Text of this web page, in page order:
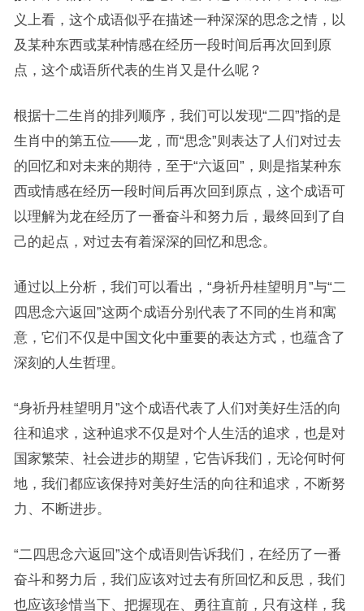
义上看，这个成语似乎在描述一种深深的思念之情，以
及某种东西或某种情感在经历一段时间后再次回到原
点，这个成语所代表的生肖又是什么呢？
根据十二生肖的排列顺序，我们可以发现“二四”指的是
生肖中的第五位——龙，而“思念”则表达了人们对过去
的回忆和对未来的期待，至于“六返回”，则是指某种东
西或情感在经历一段时间后再次回到原点，这个成语可
以理解为龙在经历了一番奋斗和努力后，最终回到了自
己的起点，对过去有着深深的回忆和思念。
通过以上分析，我们可以看出，“身祈丹桂望明月”与“二
四思念六返回”这两个成语分别代表了不同的生肖和寓
意，它们不仅是中国文化中重要的表达方式，也蕴含了
深刻的人生哲理。
“身祈丹桂望明月”这个成语代表了人们对美好生活的向
往和追求，这种追求不仅是对个人生活的追求，也是对
国家繁荣、社会进步的期望，它告诉我们，无论何时何
地，我们都应该保持对美好生活的向往和追求，不断努
力、不断进步。
“二四思念六返回”这个成语则告诉我们，在经历了一番
奋斗和努力后，我们应该对过去有所回忆和反思，我们
也应该珍惜当下、把握现在、勇往直前，只有这样，我